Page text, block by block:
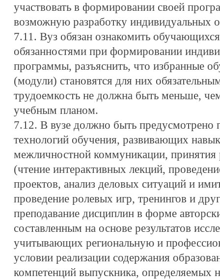
участвовать в формировании своей
возможную разработку индивидуальных
7.11. Вуз обязан ознакомить
обязанностями при формировании
программы, разъяснить, что избранные
(модули) становятся для них
трудоемкость не должна быть меньше,
учебным планом.
7.12. В вузе должно быть предусмотрено
технологий обучения, развивающих
межличностной коммуникации, принятия
(чтение интерактивных лекций,
проектов, анализ деловых ситуаций и
проведение ролевых игр, тренингов и
преподавание дисциплин в форме
составленным на основе результатов
учитывающих региональную и
условии реализации содержания
компетенций выпускника,